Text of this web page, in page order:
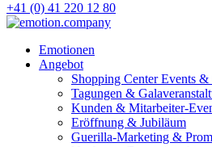
+41 (0) 41 220 12 80
Hauptnavigation
Emotionen
Angebot
Shopping Center Events &
Tagungen &
Kunden & Mitarbeiter-
Eröffnung & Jubiläum
Guerilla-Marketing &